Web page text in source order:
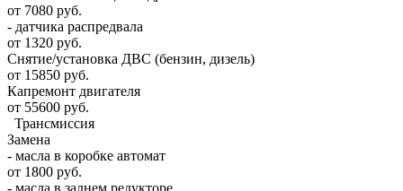
от 7080 руб.
- датчика распредвала
от 1320 руб.
Снятие/установка ДВС (бензин, дизель)
от 15850 руб.
Капремонт двигателя
от 55600 руб.
Трансмиссия
Замена
- масла в коробке автомат
от 1800 руб.
- масла в заднем редукторе